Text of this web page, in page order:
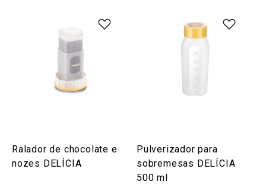
Ralador de chocolate e
nozes DELÍCIA
Pulverizador para
sobremesas DELÍCIA
500 ml